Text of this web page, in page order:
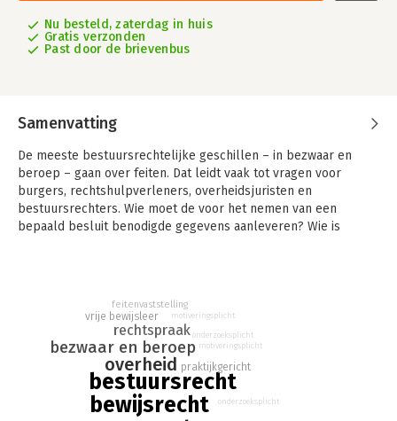
Nu besteld, zaterdag in huis
Gratis verzonden
Past door de brievenbus
Samenvatting
De meeste bestuursrechtelijke geschillen – in bezwaar en
beroep – gaan over feiten. Dat leidt vaak tot vragen voor
burgers, rechtshulpverleners, overheidsjuristen en
bestuursrechters. Wie moet de voor het nemen van een
bepaald besluit benodigde gegevens aanleveren? Wie is
alle door het bestuursorgaan verzamelde feiten worden
betrokken bij het nemen van een besluit? Wat is nodig om de
relevante feiten adequaat te (kunnen) waarderen in bezwaar
en beroep?
Deze monografie biedt praktische handvatten voor het
beantwoorden van die, en aanverwante, alledaagse vragen voor
personen die vaak met bestuursrechtelijke bezwaar- en
bestuursrecht
bewijsrecht
overheid
bezwaar en beroep
rechtspraak
vrije bewijsleer
praktijkgericht
feitenvaststelling
motiveringsplicht
onderzoeksplicht
motiveringsplicht
onderzoeksplicht